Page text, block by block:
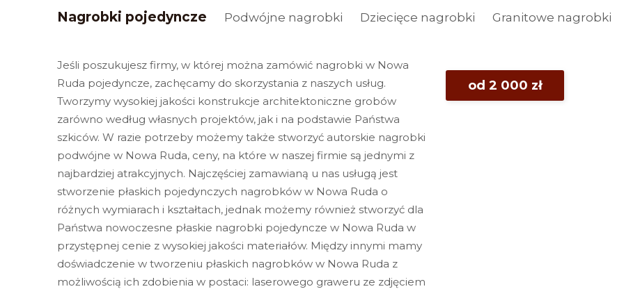
Nagrobki pojedyncze Podwójne nagrobki Dziecięce nagrobki Granitowe nagrobki
Jeśli poszukujesz firmy, w której można zamówić nagrobki w Nowa
Ruda pojedyncze, zachęcamy do skorzystania z naszych usług.
Tworzymy wysokiej jakości konstrukcje architektoniczne grobów
zarówno według własnych projektów, jak i na podstawie Państwa
szkiców. W razie potrzeby możemy także stworzyć autorskie nagrobki
podwójne w Nowa Ruda, ceny, na które w naszej firmie są jednymi z
najbardziej atrakcyjnych. Najczęściej zamawianą u nas usługą jest
stworzenie płaskich pojedynczych nagrobków w Nowa Ruda o
różnych wymiarach i kształtach, jednak możemy również stworzyć dla
Państwa nowoczesne płaskie nagrobki pojedyncze w Nowa Ruda w
przystępnej cenie z wysokiej jakości materiałów. Między innymi mamy
doświadczenie w tworzeniu płaskich nagrobków w Nowa Ruda z
możliwością ich zdobienia w postaci: laserowego graweru ze zdjęciem
od 2 000 zł